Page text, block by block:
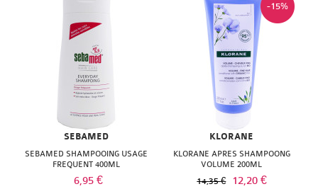
SEBAMED
SEBAMED SHAMPOOING USAGE
FREQUENT 400ML
6,95 €
-15%
KLORANE
KLORANE APRES SHAMPOONG
VOLUME 200ML
14,35 € 12,20 €